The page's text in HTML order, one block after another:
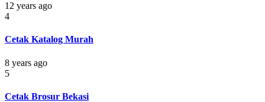
12 years ago
4
Cetak Katalog Murah
8 years ago
5
Cetak Brosur Bekasi